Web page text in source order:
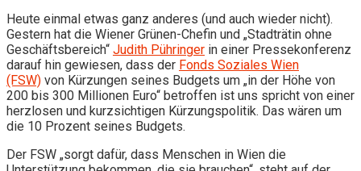
Heute einmal etwas ganz anderes (und auch wieder nicht).
Gestern hat die Wiener Grünen-Chefin und „Stadträtin ohne
Geschäftsbereich“ Judith Pühringer in einer Pressekonferenz
darauf hin gewiesen, dass der Fonds Soziales Wien
(FSW) von Kürzungen seines Budgets um „in der Höhe von
200 bis 300 Millionen Euro“ betroffen ist uns spricht von einer
herzlosen und kurzsichtigen Kürzungspolitik. Das wären um
die 10 Prozent seines Budgets.
Der FSW „sorgt dafür, dass Menschen in Wien die